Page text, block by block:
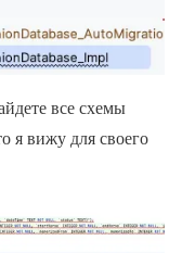
все схемы
я вижу для своего